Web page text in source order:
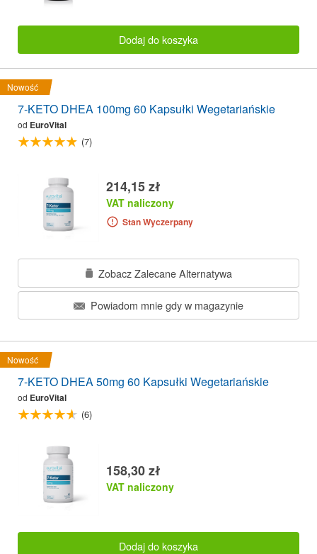
Dodaj do koszyka
Nowość
7-KETO DHEA 100mg 60 Kapsułki Wegetariańskie
od EuroVital
(7)
214,15 zł
VAT naliczony
Stan Wyczerpany
Zobacz Zalecane Alternatywa
Powiadom mnie gdy w magazynie
Nowość
7-KETO DHEA 50mg 60 Kapsułki Wegetariańskie
od EuroVital
(6)
158,30 zł
VAT naliczony
Dodaj do koszyka